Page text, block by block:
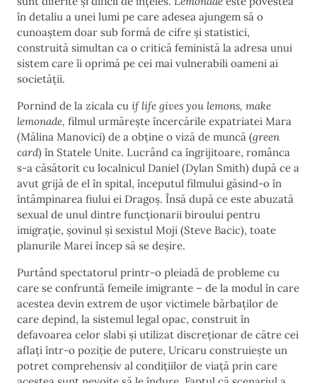
în detaliu a unei lumi pe care adesea ajungem să o
cunoaștem doar sub formă de cifre și statistici,
construită simultan ca o critică feministă la adresa unui
sistem care îi oprimă pe cei mai vulnerabili oameni ai
societății.
Pornind de la zicala cu if life gives you lemons, make
lemonade, filmul urmărește încercările expatriatei Mara
(Mălina Manovici) de a obține o viză de muncă (green
card) în Statele Unite. Lucrând ca îngrijitoare, românca
s-a căsătorit cu localnicul Daniel (Dylan Smith) după ce a
avut grijă de el în spital, începutul filmului găsind-o în
întâmpinarea fiului ei Dragoș. Însă după ce este abuzată
sexual de unul dintre funcționarii biroului pentru
imigrație, șovinul și sexistul Moji (Steve Bacic), toate
planurile Marei încep să se deșire.
Purtând spectatorul printr-o pleiadă de probleme cu
care se confruntă femeile imigrante – de la modul în care
acestea devin extrem de ușor victimele bărbaților de
care depind, la sistemul legal opac, construit în
defavoarea celor slabi și utilizat discreționar de către cei
aflați într-o poziție de putere, Uricaru construiește un
potret comprehensiv al condițiilor de viață prin care